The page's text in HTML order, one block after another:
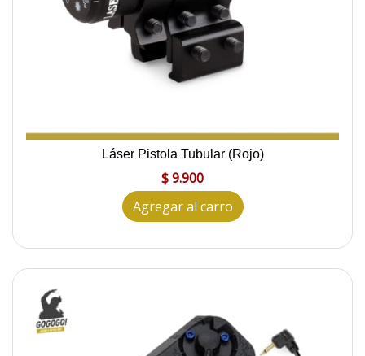
Láser Pistola Tubular (Rojo)
$ 9.900
Agregar al carro